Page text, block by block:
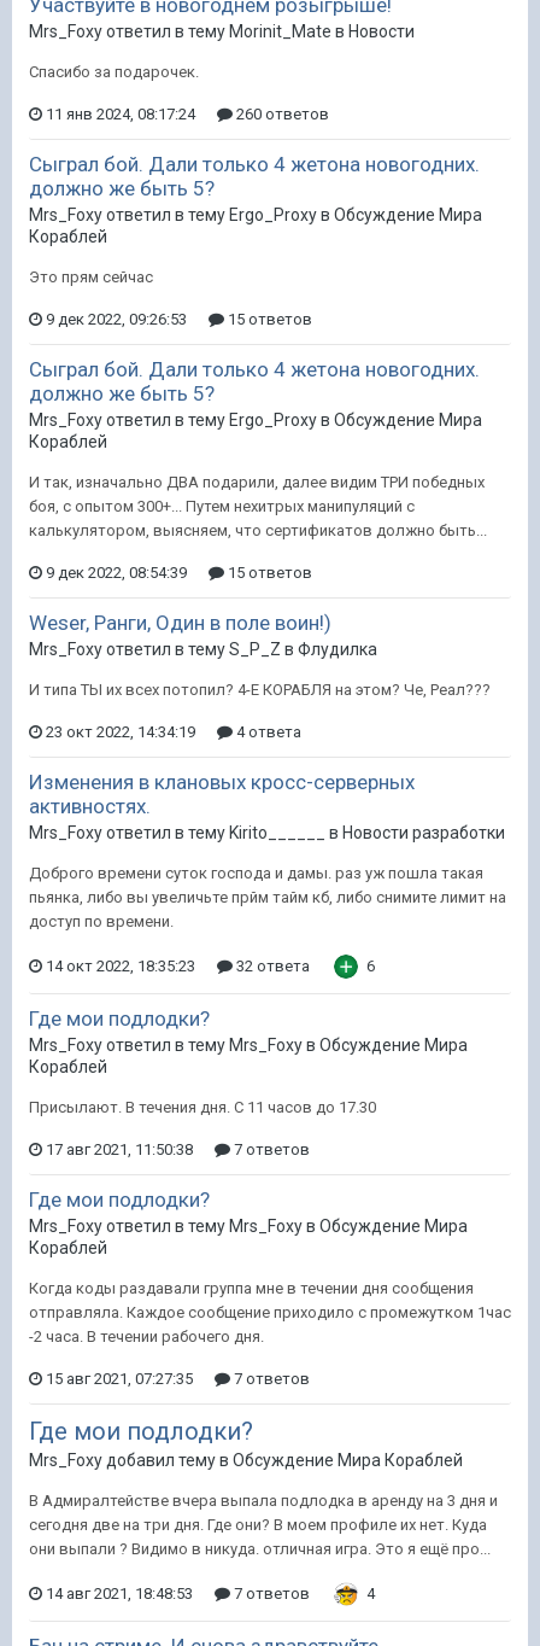
Участвуйте в новогоднем розыгрыше!
Mrs_Foxy ответил в тему Morinit_Mate в Новости
Спасибо за подарочек.
11 янв 2024, 08:17:24 260 ответов
Сыграл бой. Дали только 4 жетона новогодних.
должно же быть 5?
Mrs_Foxy ответил в тему Ergo_Proxy в Обсуждение Мира
Кораблей
Это прям сейчас
9 дек 2022, 09:26:53 15 ответов
Сыграл бой. Дали только 4 жетона новогодних.
должно же быть 5?
Mrs_Foxy ответил в тему Ergo_Proxy в Обсуждение Мира
Кораблей
И так, изначально ДВА подарили, далее видим ТРИ победных
боя, с опытом 300+... Путем нехитрых манипуляций с
калькулятором, выясняем, что сертификатов должно быть...
9 дек 2022, 08:54:39 15 ответов
Weser, Ранги, Один в поле воин!)
Mrs_Foxy ответил в тему S_P_Z в Флудилка
И типа ТЫ их всех потопил? 4-Е КОРАБЛЯ на этом? Че, Реал???
23 окт 2022, 14:34:19 4 ответа
Изменения в клановых кросс-серверных
активностях.
Mrs_Foxy ответил в тему Kirito______ в Новости разработки
Доброго времени суток господа и дамы. раз уж пошла такая
пьянка, либо вы увеличьте прйм тайм кб, либо снимите лимит на
доступ по времени.
14 окт 2022, 18:35:23 32 ответа 6
Где мои подлодки?
Mrs_Foxy ответил в тему Mrs_Foxy в Обсуждение Мира
Кораблей
Присылают. В течения дня. С 11 часов до 17.30
17 авг 2021, 11:50:38 7 ответов
Где мои подлодки?
Mrs_Foxy ответил в тему Mrs_Foxy в Обсуждение Мира
Кораблей
Когда коды раздавали группа мне в течении дня сообщения
отправляла. Каждое сообщение приходило с промежутком 1час
-2 часа. В течении рабочего дня.
15 авг 2021, 07:27:35 7 ответов
Где мои подлодки?
Mrs_Foxy добавил тему в Обсуждение Мира Кораблей
В Адмиралтействе вчера выпала подлодка в аренду на 3 дня и
сегодня две на три дня. Где они? В моем профиле их нет. Куда
они выпали ? Видимо в никуда. отличная игра. Это я ещё про...
14 авг 2021, 18:48:53 7 ответов 4